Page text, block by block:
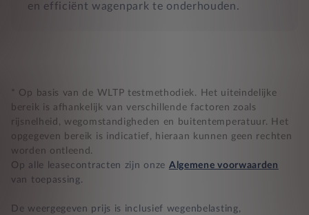
en efficiënt wagenpark te onderhouden.
* Op basis van de WLTP testmethodiek. Het uiteindelijke
bereik is afhankelijk van verschillende factoren zoals
rijsnelheid, wegomstandigheden en buitentemperatuur. Het
opgegeven bereik is indicatief, hieraan kunnen geen rechten
worden ontleend.
Op alle leasecontracten zijn onze Algemene voorwaarden
van toepassing.
De weergegeven prijs is inclusief wegenbelasting,